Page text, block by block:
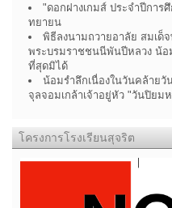
"ดอกฝางเกมส์ ประจำปีการ
ทยายน
พิธีลงนามถวายอาลัย สมเด็
พระบรมราชชนนีพันปีหลวง น้
ที่สุดมิได้
น้อมรำลึกเนื่องในวันคล้ายวั
จุลจอมเกล้าเจ้าอยู่หัว "วันปิยม
โครงการโรงเรียนสุจริต